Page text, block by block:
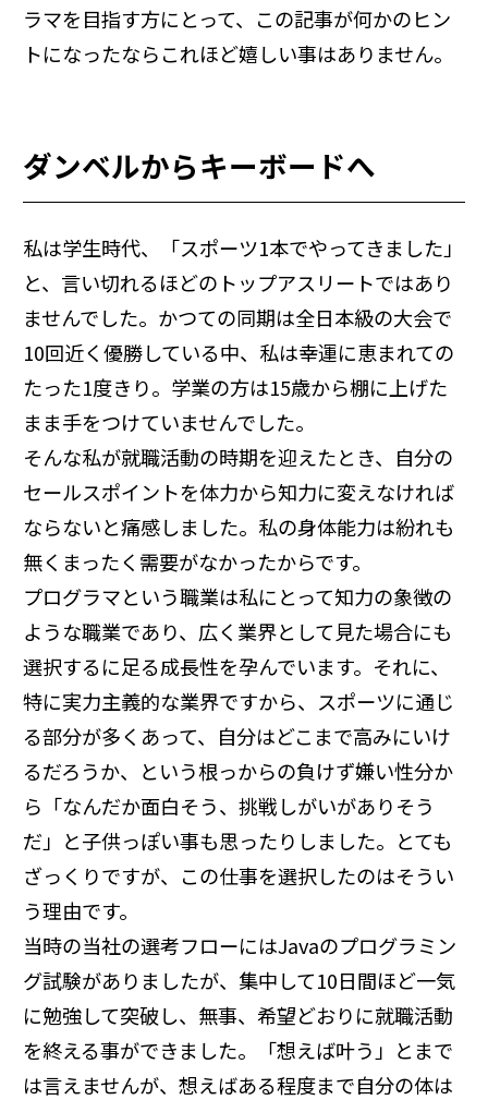
ラマを目指す方にとって、この記事が何かのヒン
トになったならこれほど嬉しい事はありません。
ダンベルからキーボードへ
私は学生時代、「スポーツ1本でやってきました」
と、言い切れるほどのトップアスリートではあり
ませんでした。かつての同期は全日本級の大会で
10回近く優勝している中、私は幸運に恵まれての
たった1度きり。学業の方は15歳から棚に上げた
まま手をつけていませんでした。
そんな私が就職活動の時期を迎えたとき、自分の
セールスポイントを体力から知力に変えなければ
ならないと痛感しました。私の身体能力は紛れも
無くまったく需要がなかったからです。
プログラマという職業は私にとって知力の象徴の
ような職業であり、広く業界として見た場合にも
選択するに足る成長性を孕んでいます。それに、
特に実力主義的な業界ですから、スポーツに通じ
る部分が多くあって、自分はどこまで高みにいけ
るだろうか、という根っからの負けず嫌い性分か
ら「なんだか面白そう、挑戦しがいがありそう
だ」と子供っぽい事も思ったりしました。とても
ざっくりですが、この仕事を選択したのはそうい
う理由です。
当時の当社の選考フローにはJavaのプログラミン
グ試験がありましたが、集中して10日間ほど一気
に勉強して突破し、無事、希望どおりに就職活動
を終える事ができました。「想えば叶う」とまで
は言えませんが、想えばある程度まで自分の体は